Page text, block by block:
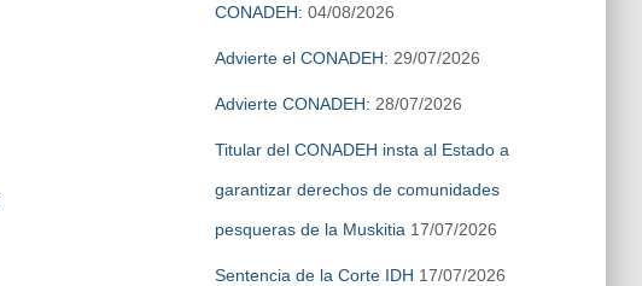
CONADEH: 04/08/2026
Advierte el CONADEH: 29/07/2026
Advierte CONADEH: 28/07/2026
Titular del CONADEH insta al Estado a
garantizar derechos de comunidades
pesqueras de la Muskitia 17/07/2026
Sentencia de la Corte IDH 17/07/2026